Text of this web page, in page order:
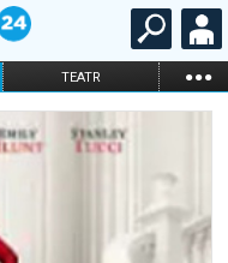
TEATR ...
KARNETY